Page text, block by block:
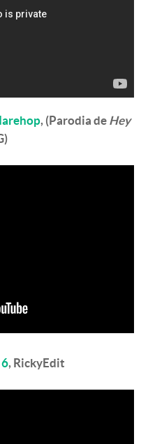
, (Parodia de Hey
, RickyEdit